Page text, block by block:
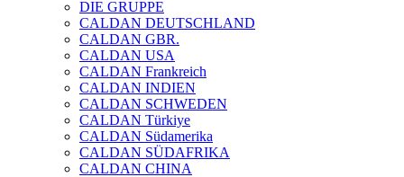
DIE GRUPPE
CALDAN DEUTSCHLAND
CALDAN GBR.
CALDAN USA
CALDAN Frankreich
CALDAN INDIEN
CALDAN SCHWEDEN
CALDAN Türkiye
CALDAN Südamerika
CALDAN SÜDAFRIKA
CALDAN CHINA